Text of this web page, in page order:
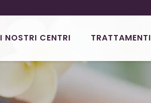
I NOSTRI CENTRI TRATTAMENTI